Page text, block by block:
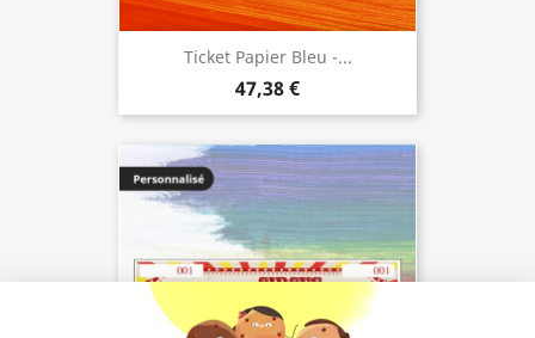
Ticket Papier Bleu -...
47,38 €